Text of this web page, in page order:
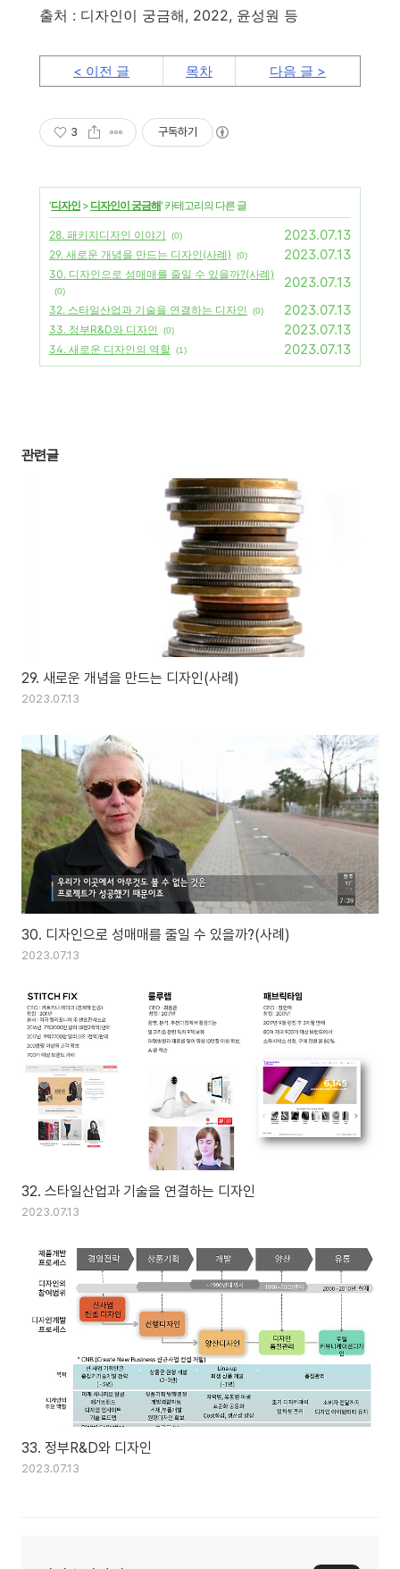
출처 : 디자인이 궁금해, 2022, 윤성원 등
< 이전 글 목차 다음 글 >
3 구독하기
'디자인 > 디자인이 궁금해' 카테고리의 다른 글
28. 패키지디자인 이야기 (0) 2023.07.13
29. 새로운 개념을 만드는 디자인(사례) (0) 2023.07.13
30. 디자인으로 성매매를 줄일 수 있을까?(사례)
(0)
2023.07.13
32. 스타일산업과 기술을 연결하는 디자인 (0) 2023.07.13
33. 정부R&D와 디자인 (0) 2023.07.13
34. 새로운 디자인의 역할 (1) 2023.07.13
관련글
29. 새로운 개념을 만드는 디자인(사례)
2023.07.13
30. 디자인으로 성매매를 줄일 수 있을까?(사례)
2023.07.13
32. 스타일산업과 기술을 연결하는 디자인
2023.07.13
33. 정부R&D와 디자인
2023.07.13